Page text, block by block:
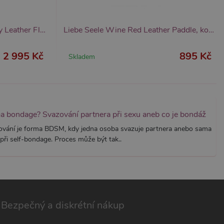
Liebe Seele Mossy Chic Heavy Leather Flogger with Studded Handle, luxusní kožené důtky
2 995 Kč
Liebe Seele Wine Red Leather Paddle, kožená plácačka
Skladem 895 Kč
bondage? Svazování partnera při sexu aneb co je bondáž
je forma BDSM, kdy jedna osoba svazuje partnera anebo sama
self-bondage. Proces může být tak..
Bezpečný a diskrétní nákup
pro analytické přehledy